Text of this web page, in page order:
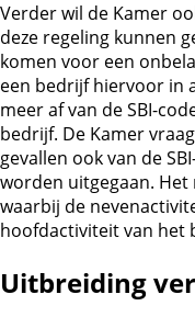
Verder wil de Kamer
deze regeling kunnen
komen voor een
een bedrijf hiervoor in
meer af van de SBI-
bedrijf. De Kamer
gevallen ook van de
worden uitgegaan. Het
waarbij de
hoofdactiviteit van het
Uitbreiding